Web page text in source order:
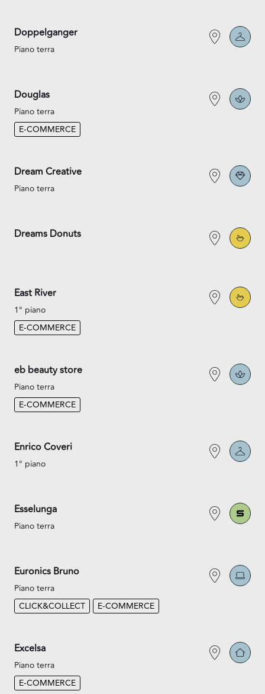
Doppelganger
Piano terra
Douglas
Piano terra
E-COMMERCE
Dream Creative
Piano terra
Dreams Donuts
East River
1° piano
E-COMMERCE
eb beauty store
Piano terra
E-COMMERCE
Enrico Coveri
1° piano
Esselunga
Piano terra
Euronics Bruno
Piano terra
CLICK&COLLECT
E-COMMERCE
Excelsa
Piano terra
E-COMMERCE